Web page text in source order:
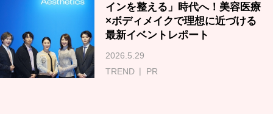
インを整える」時代へ！美容医療
×ボディメイクで理想に近づける
最新イベントレポート
2026.5.29
TREND
PR